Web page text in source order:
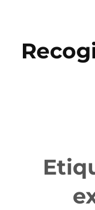
contenido